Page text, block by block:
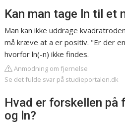
Kan man tage ln til et
Man kan ikke uddrage
må kræve at a er positiv. "Er der
hvorfor ln(-n) ikke findes.
Anmodning om fjernelse
Se det fulde svar på studieportalen.dk
Hvad er forskellen på
og ln?